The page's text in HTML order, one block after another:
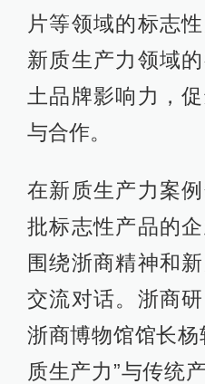
片等领域的标志
新质生产力领域
土品牌影响力，
与合作。
在新质生产力案
批标志性产品的
围绕浙商精神和
交流对话。浙商
浙商博物馆馆长杨
质生产力”与传统